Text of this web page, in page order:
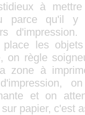
à
parce qu'il
les
on règle
zone à
et on
papier, c'est